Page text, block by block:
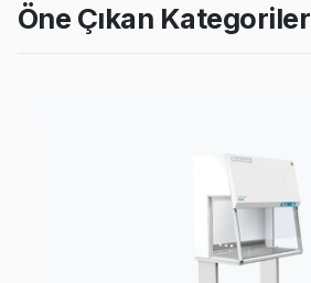
Öne Çıkan Kategoriler